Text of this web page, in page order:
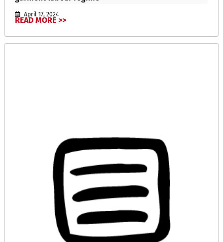
April 17, 2024
READ MORE >>